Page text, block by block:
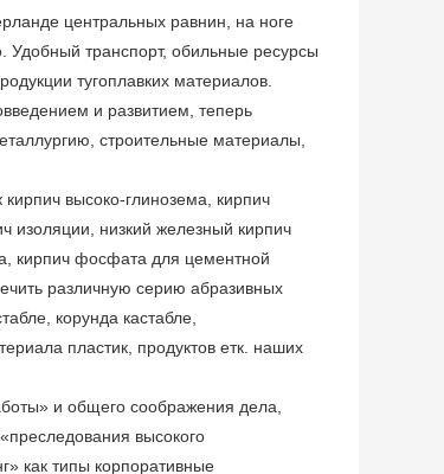
центральных равнин, на ноге
транспорт, обильные ресурсы
тугоплавких материалов.
и развитием, теперь
строительные материалы,
высоко-глинозема, кирпич
изоляции, низкий железный кирпич
кирпич фосфата для цементной
различную серию абразивных
корунда кастабле,
пластик, продуктов етк. наших
и общего соображения дела,
высокого
как типы корпоративные